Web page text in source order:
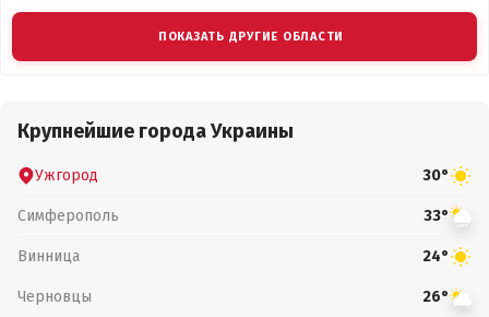
ПОКАЗАТЬ ДРУГИЕ ОБЛАСТИ
Крупнейшие города Украины
Ужгород 30°
Симферополь 33°
Винница 24°
Черновцы 26°